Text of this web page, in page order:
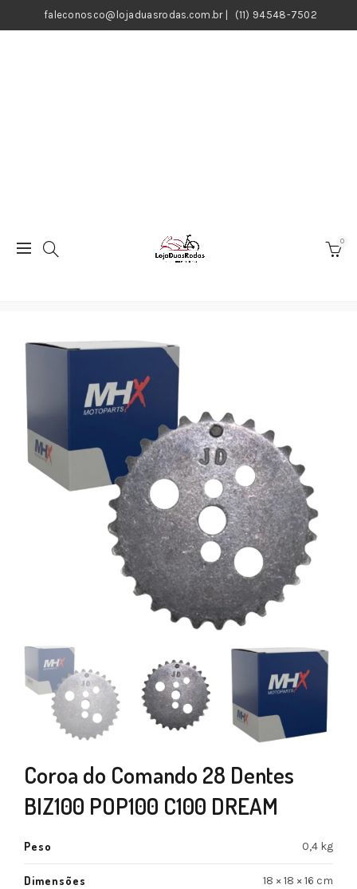
faleconosco@lojaduasrodas.com.br| (11) 94548-7502
0
Coroa do Comando 28 Dentes
BIZ100 POP100 C100 DREAM
Peso 0,4 kg
Dimensões 18 × 18 × 16 cm